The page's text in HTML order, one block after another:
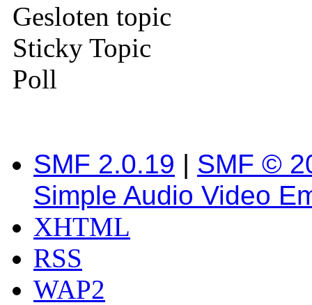
Gesloten topic
Sticky Topic
Poll
SMF 2.0.19 | SMF ©
Simple Audio Video
XHTML
RSS
WAP2